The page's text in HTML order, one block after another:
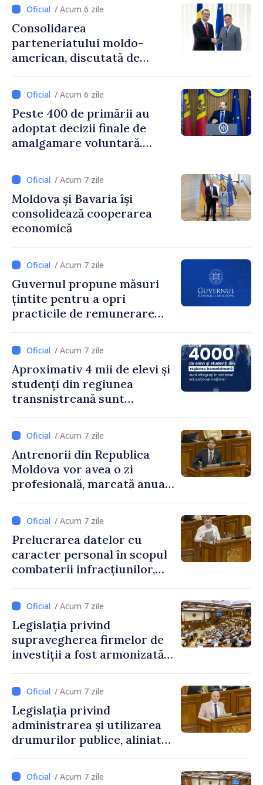
/ Acum 6 zile
Consolidarea
parteneriatului moldo-
american, discutată de
și însărcinatul cu afaceri al
SUA, Nick Pietrowicz
/ Acum 6 zile
Peste 400 de primării au
adoptat decizii finale de
amalgamare voluntară.
Guvernului, Alexei Buzu:
„85,5% dintre primării au
inițiat procesul. Le
mulțumim aleșilor locali
pentru că au pus pe primul
dezvoltar
/ Acum 7 zile
Moldova și Bavaria își
consolidează cooperarea
economică
/ Acum 7 zile
Guvernul propune măsuri
țintite pentru a opri
practicile de remunerare
/ Acum 7 zile
Aproximativ 4 mii de elevi și
studenți din regiunea
transnistreană sunt
educațional național
/ Acum 7 zile
Antrenorii din Republica
Moldova vor avea o zi
profesională, marcată anual
/ Acum 7 zile
Prelucrarea datelor cu
caracter personal în scopul
combaterii infracțiunilor,
/ Acum 7 zile
Legislația privind
supravegherea firmelor de
investiții a fost armonizată
/ Acum 7 zile
Legislația privind
administrarea și utilizarea
drumurilor publice, aliniată
/ Acum 7 zile